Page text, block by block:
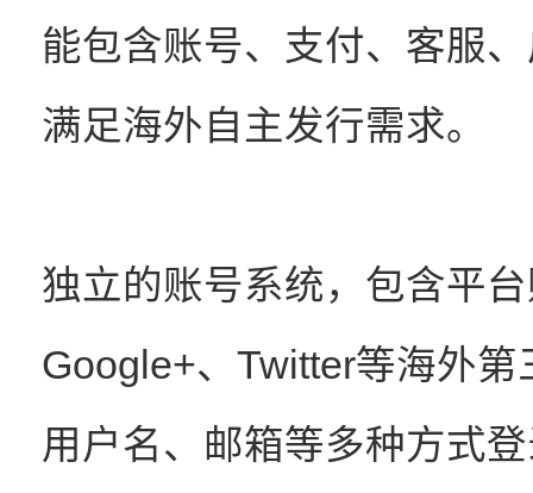
能包含账号、支付、客服
满足海外自主发行需求。
独立的账号系统，包含平
Google+、Twitter等海外
用户名、邮箱等多种方式